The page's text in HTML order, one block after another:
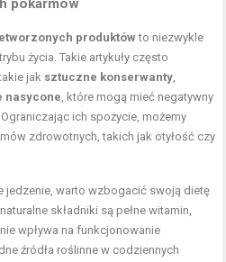
pokarmów
produktówto niezwykle
życia. Takie artykuły często
jak sztuczne konserwanty,
nasycone, które mogą mieć negatywny
ich spożycie, możemy
zdrowotnych, takich jak otyłość czy
jedzenie, warto wzbogacić swoją dietę
naturalne składniki są pełne witamin,
wpływa na funkcjonowanie
źródła roślinne w codziennych